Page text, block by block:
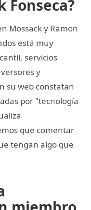
Fonseca?
Mossack y Ramon
está muy
servicios
y
su web constatan
por "tecnología
que comentar
tengan algo que